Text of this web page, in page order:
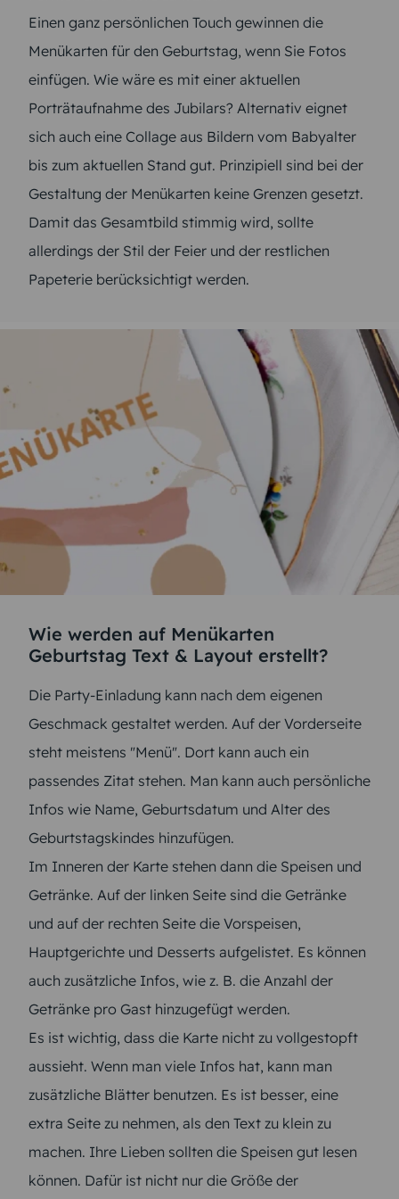
Einen ganz persönlichen Touch gewinnen die
Menükarten für den Geburtstag, wenn Sie Fotos
einfügen. Wie wäre es mit einer aktuellen
Porträtaufnahme des Jubilars? Alternativ eignet
sich auch eine Collage aus Bildern vom Babyalter
bis zum aktuellen Stand gut. Prinzipiell sind bei der
Gestaltung der Menükarten keine Grenzen gesetzt.
Damit das Gesamtbild stimmig wird, sollte
allerdings der Stil der Feier und der restlichen
Papeterie berücksichtigt werden.
Wie werden auf Menükarten
Geburtstag Text & Layout erstellt?
Die Party-Einladung kann nach dem eigenen
Geschmack gestaltet werden. Auf der Vorderseite
steht meistens "Menü". Dort kann auch ein
passendes Zitat stehen. Man kann auch persönliche
Infos wie Name, Geburtsdatum und Alter des
Geburtstagskindes hinzufügen.
Im Inneren der Karte stehen dann die Speisen und
Getränke. Auf der linken Seite sind die Getränke
und auf der rechten Seite die Vorspeisen,
Hauptgerichte und Desserts aufgelistet. Es können
auch zusätzliche Infos, wie z. B. die Anzahl der
Getränke pro Gast hinzugefügt werden.
Es ist wichtig, dass die Karte nicht zu vollgestopft
aussieht. Wenn man viele Infos hat, kann man
zusätzliche Blätter benutzen. Es ist besser, eine
extra Seite zu nehmen, als den Text zu klein zu
machen. Ihre Lieben sollten die Speisen gut lesen
können. Dafür ist nicht nur die Größe der